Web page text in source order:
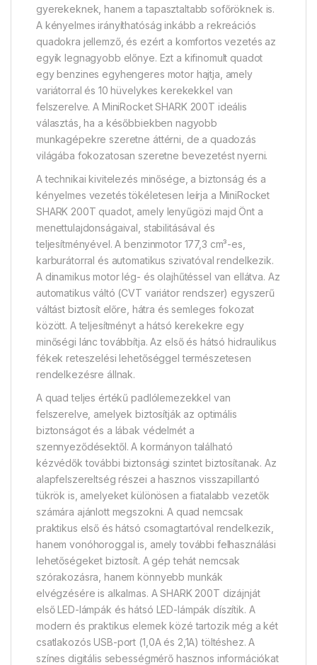
gyerekeknek, hanem a tapasztaltabb sofőröknek is.
A kényelmes irányíthatóság inkább a rekreációs
quadokra jellemző, és ezért a komfortos vezetés az
egyik legnagyobb előnye. Ezt a kifinomult quadot
egy benzines egyhengeres motor hajtja, amely
variátorral és 10 hüvelykes kerekekkel van
felszerelve. A MiniRocket SHARK 200T ideális
választás, ha a későbbiekben nagyobb
munkagépekre szeretne áttérni, de a quadozás
világába fokozatosan szeretne bevezetést nyerni.
A technikai kivitelezés minősége, a biztonság és a
kényelmes vezetés tökéletesen leírja a MiniRocket
SHARK 200T quadot, amely lenyűgözi majd Önt a
menettulajdonságaival, stabilitásával és
teljesítményével. A benzinmotor 177,3 cm³-es,
karburátorral és automatikus szivatóval rendelkezik.
A dinamikus motor lég- és olajhűtéssel van ellátva. Az
automatikus váltó (CVT variátor rendszer) egyszerű
váltást biztosít előre, hátra és semleges fokozat
között. A teljesítményt a hátsó kerekekre egy
minőségi lánc továbbítja. Az első és hátsó hidraulikus
fékek reteszelési lehetőséggel természetesen
rendelkezésre állnak.
A quad teljes értékű padlólemezekkel van
felszerelve, amelyek biztosítják az optimális
biztonságot és a lábak védelmét a
szennyeződésektől. A kormányon található
kézvédők további biztonsági szintet biztosítanak. Az
alapfelszereltség részei a hasznos visszapillantó
tükrök is, amelyeket különösen a fiatalabb vezetők
számára ajánlott megszokni. A quad nemcsak
praktikus első és hátsó csomagtartóval rendelkezik,
hanem vonóhoroggal is, amely további felhasználási
lehetőségeket biztosít. A gép tehát nemcsak
szórakozásra, hanem könnyebb munkák
elvégzésére is alkalmas. A SHARK 200T dizájnját
első LED-lámpák és hátsó LED-lámpák díszítik. A
modern és praktikus elemek közé tartozik még a két
csatlakozós USB-port (1,0A és 2,1A) töltéshez. A
színes digitális sebességmérő hasznos információkat